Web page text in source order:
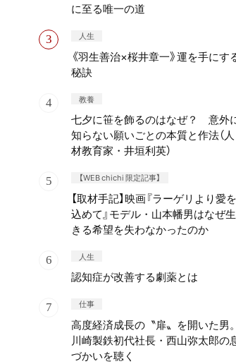
に至る唯一の道
人生
《羽生善治×桜井章一》運を手にす
秘訣
教養
七夕に笹を飾るのはなぜ？ 意外
知らない願いごとの本質と作法（人
材教育家・井垣利英）
【WEB chichi 限定記事】
【取材手記】映画『ラーゲリより愛を
込めて』モデル・山本幡男はなぜ生
きる希望を失わなかったのか
人生
認知症が改善する劇薬とは
仕事
高度経済成長の〝扉〟を開いた男。
川崎製鉄初代社長・西山弥太郎の
づかいを聴く